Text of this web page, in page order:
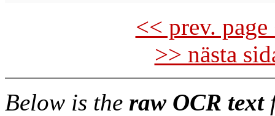
<< prev.
>> nästa
Below is the raw OCR text